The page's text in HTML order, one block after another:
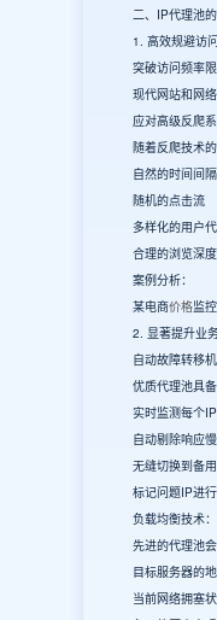
二、IP代理池
1. 高效规避访
突破访问频率限
现代网站和网
应对高级反爬系
随着反爬技术
自然的时间间隔
随机的点击流
多样化的用户
合理的浏览深度
案例分析：
某电商价格监
2. 显著提升业
自动故障转移机
优质代理池具
实时监测每个
自动剔除响应
无缝切换到备
标记问题IP进
负载均衡技术：
先进的代理池
目标服务器的
当前网络拥塞